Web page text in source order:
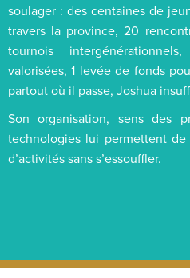
soulager : des centaines de
travers la province, 20
tournois
valorisées, 1 levée de fonds
partout où il passe, Joshua
Son organisation, sens des
technologies lui permettent
d’activités sans s’essouffler.